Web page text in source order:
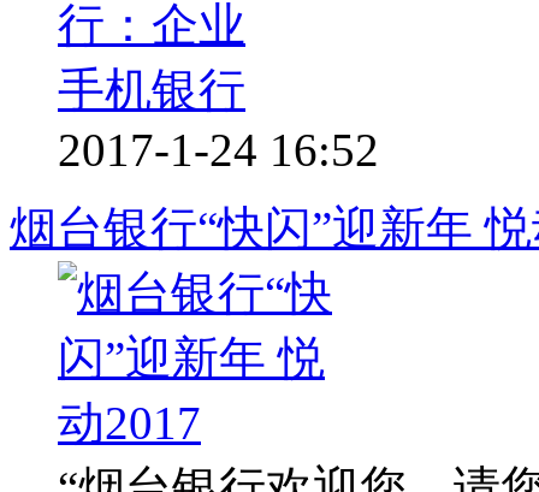
2017-1-24 16:52
烟台银行“快闪”迎新年